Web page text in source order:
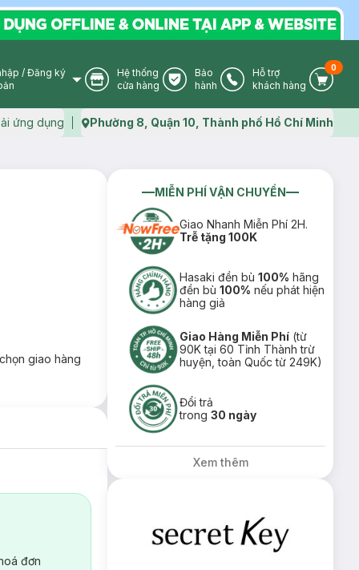
User Icon
/ Đăng ký
Store Icon
Hệ thống
cửa hàng
Warranty Icon
Bảo
hành
Phone Icon
Hỗ trợ
khách hàng
Cart
0
ứng dụng Map icon
Phường 8, Quận 10, Thành phố Hồ Chí Minh
giao hàng
đơn
MIỄN PHÍ VẬN CHUYỂN
Giao Nhanh Miễn Phí 2H.
Trễ tặng 100K
Hasaki đền bù100% hãng
đền bù100% nếu phát hiện
hàng giả
Giao Hàng Miễn Phí (từ
90K tại 60 Tỉnh Thành trừ
huyện, toàn Quốc từ 249K)
Đổi trả
trong30 ngày
Xem thêm